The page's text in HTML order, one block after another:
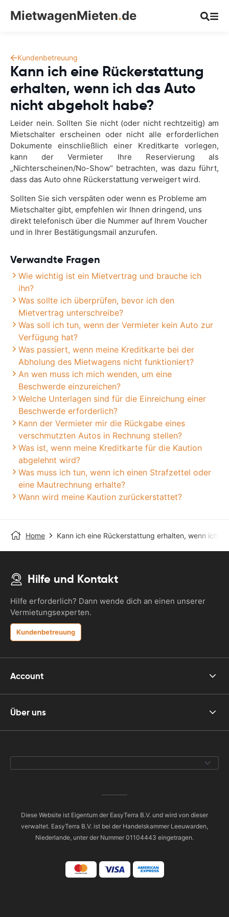
MietwagenMieten.de
Kundenbetreuung
Kann ich eine Rückerstattung
erhalten, wenn ich das Auto
nicht abgeholt habe?
Leider nein. Sollten Sie nicht (oder nicht rechtzeitig) am
Mietschalter erscheinen oder nicht alle erforderlichen
Dokumente einschließlich einer Kreditkarte vorlegen,
kann der Vermieter Ihre Reservierung als
„Nichterscheinen/No-Show“ betrachten, was dazu führt,
dass das Auto ohne Rückerstattung verweigert wird.
Sollten Sie sich verspäten oder wenn es Probleme am
Mietschalter gibt, empfehlen wir Ihnen dringend, uns
direkt telefonisch über die Nummer auf Ihrem Voucher
und in Ihrer Bestätigungsmail anzurufen.
Verwandte Fragen
Wie wichtig ist ein Mietvertrag und brauche ich
ihn?
Was sollte ich überprüfen, bevor ich den
Mietvertrag unterschreibe?
Was soll ich tun, wenn der Vermieter kein Auto zur
Verfügung hat?
Was passiert, wenn meine Kreditkarte bei der
Abholung des Mietwagens nicht funktioniert?
An wen muss ich mich wenden, um eine
Beschwerde einzureichen?
Welche Unterlagen sind für die Einreichung einer
Beschwerde erforderlich?
Kann der Vermieter mir die Rückgabe eines
verschmutzten Autos in Rechnung stellen?
Was ist, wenn meine Kreditkarte für die Kaution
abgelehnt wird?
Was muss ich tun, wenn ich einen Strafzettel oder
eine Mautrechnung erhalte?
Wann wird meine Kaution zurückerstattet?
Home Kann ich eine Rückerstattung erhalten, wenn ich
Hilfe und Kontakt
Hilfe erforderlich? Dann wende dich an einen unserer
Vermietungsexperten.
Kundenbetreuung
Account
Über uns
Diese Website ist Eigentum der EasyTerra B.V. und wird von dieser
verwaltet. EasyTerra B.V. ist bei der Handelskammer Leeuwarden,
Niederlande, unter der Nummer 01104443 eingetragen.